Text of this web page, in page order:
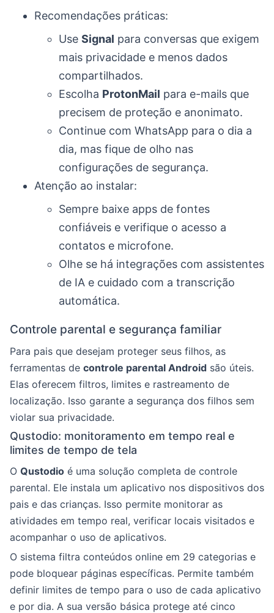
Recomendações práticas:
Use Signal para conversas que exigem
mais privacidade e menos dados
compartilhados.
Escolha ProtonMail para e-mails que
precisem de proteção e anonimato.
Continue com WhatsApp para o dia a
dia, mas fique de olho nas
configurações de segurança.
Atenção ao instalar:
Sempre baixe apps de fontes
confiáveis e verifique o acesso a
contatos e microfone.
Olhe se há integrações com assistentes
de IA e cuidado com a transcrição
automática.
Controle parental e segurança familiar
Para pais que desejam proteger seus filhos, as
ferramentas de controle parental Android são úteis.
Elas oferecem filtros, limites e rastreamento de
localização. Isso garante a segurança dos filhos sem
violar sua privacidade.
Qustodio: monitoramento em tempo real e
limites de tempo de tela
O Qustodio é uma solução completa de controle
parental. Ele instala um aplicativo nos dispositivos dos
pais e das crianças. Isso permite monitorar as
atividades em tempo real, verificar locais visitados e
acompanhar o uso de aplicativos.
O sistema filtra conteúdos online em 29 categorias e
pode bloquear páginas específicas. Permite também
definir limites de tempo para o uso de cada aplicativo
e por dia. A sua versão básica protege até cinco